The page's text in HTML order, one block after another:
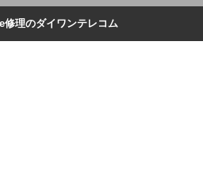
理のダイワンテレコム